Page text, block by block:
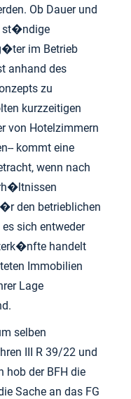
Ob Dauer und
st�ndige
im Betrieb
anhand des
zu
kurzzeitigen
von Hotelzimmern
kommt eine
wenn nach
den betrieblichen
sich entweder
handelt
Immobilien
Lage
selben
III R 39/22 und
hob der BFH die
Sache an das FG